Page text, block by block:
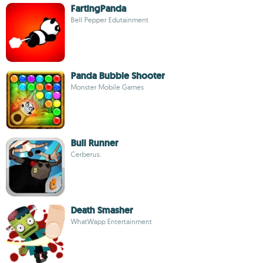
FartingPanda
Bell Pepper Edutainment
Panda Bubble Shooter
Monster Mobile Games
Bull Runner
Cerberus.
Death Smasher
WhatWapp Entertainment